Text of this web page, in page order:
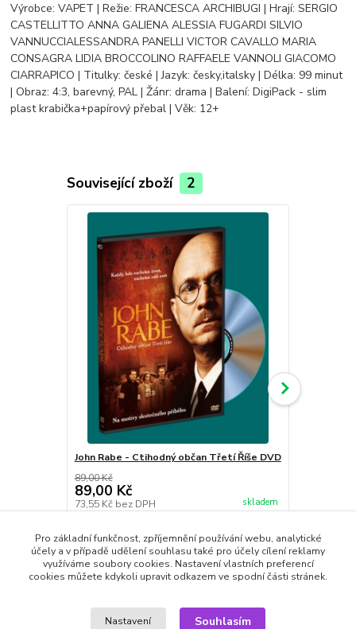
Výrobce: VAPET | Režie: FRANCESCA ARCHIBUGI | Hrají: SERGIO
CASTELLITTO ANNA GALIENA ALESSIA FUGARDI SILVIO
VANNUCCIALESSANDRA PANELLI VICTOR CAVALLO MARIA
CONSAGRA LIDIA BROCCOLINO RAFFAELE VANNOLI GIACOMO
CIARRAPICO | Titulky: české | Jazyk: česky,italsky | Délka: 99 minut
| Obraz: 4:3, barevný, PAL | Žánr: drama | Balení: DigiPack - slim
plast krabička+papírový přebal | Věk: 12+
Související zboží 2
John Rabe - Ctihodný občan Třetí Říše DVD
89,00 Kč
89,00 Kč
73,55 Kč bez DPH skladem
Zboží zařazeno v kategoriích
Pro základní funkčnost, zpříjemnění používání webu, analytické
účely a v případě udělení souhlasu také pro účely cílení reklamy
využíváme soubory cookies. Nastavení vlastních preferencí
cookies můžete kdykoli upravit odkazem ve spodní části stránek.
Nastavení Souhlasím